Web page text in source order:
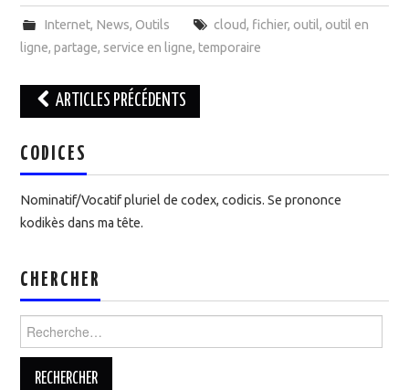
Internet, News, Outils cloud, fichier, outil, outil en
ligne,partage, service en ligne, temporaire
ARTICLES PRÉCÉDENTS
CODICES
Nominatif/Vocatif pluriel de codex, codicis. Se prononce
kodikès dans ma tête.
CHERCHER
Rechercher :